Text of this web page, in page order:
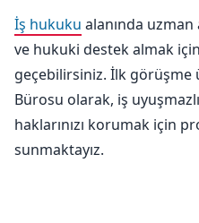
İş hukuku alanında
ve hukuki destek almak
geçebilirsiniz. İlk görüşme
Bürosu olarak, iş
haklarınızı korumak için
sunmaktayız.